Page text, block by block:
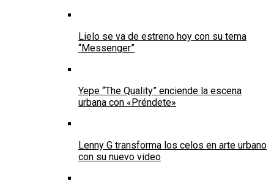
Lielo se va de estreno hoy con su tema
“Messenger”
Yepe “The Quality” enciende la escena
urbana con «Préndete»
Lenny G transforma los celos en arte urbano
con su nuevo video